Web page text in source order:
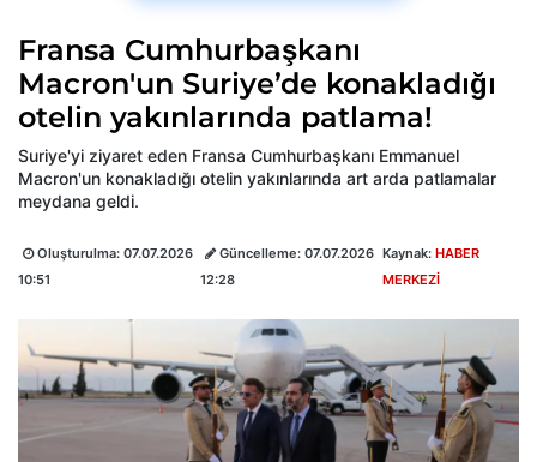
Fransa Cumhurbaşkanı
Macron'un Suriye’de konakladığı
otelin yakınlarında patlama!
Suriye'yi ziyaret eden Fransa Cumhurbaşkanı Emmanuel
Macron'un konakladığı otelin yakınlarında art arda patlamalar
meydana geldi.
Oluşturulma: 07.07.2026
10:51
Güncelleme: 07.07.2026
12:28
Kaynak:HABER
MERKEZİ